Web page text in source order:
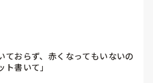
ておらず、赤くなってもいないの
書いて」